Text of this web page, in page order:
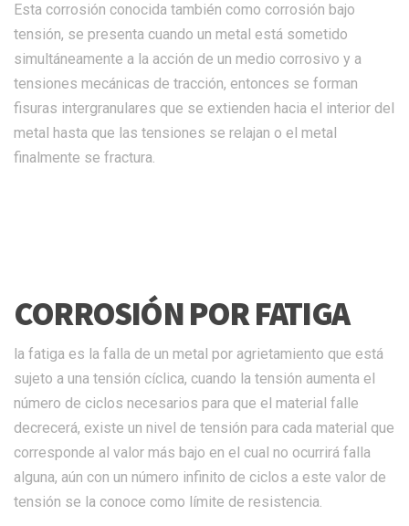
Esta corrosión conocida también como corrosión bajo
tensión, se presenta cuando un metal está sometido
simultáneamente a la acción de un medio corrosivo y a
tensiones mecánicas de tracción, entonces se forman
fisuras intergranulares que se extienden hacia el interior del
metal hasta que las tensiones se relajan o el metal
finalmente se fractura.
CORROSIÓN POR FATIGA
la fatiga es la falla de un metal por agrietamiento que está
sujeto a una tensión cíclica, cuando la tensión aumenta el
número de ciclos necesarios para que el material falle
decrecerá, existe un nivel de tensión para cada material que
corresponde al valor más bajo en el cual no ocurrirá falla
alguna, aún con un número infinito de ciclos a este valor de
tensión se la conoce como límite de resistencia.